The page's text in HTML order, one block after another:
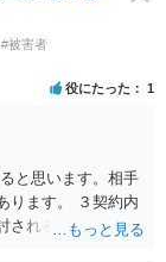
#被害者
役にたった 1
と思います。相手
ります。 ３契約内
されるとよいでし